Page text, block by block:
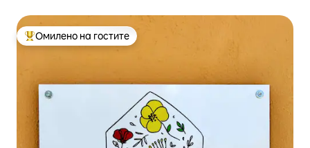
Меѓу најуспешните „Омилени на гостите“
Омилено на гостите